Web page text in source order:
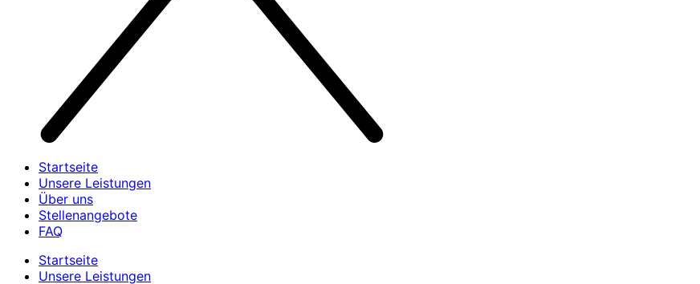
Startseite
Unsere Leistungen
Über uns
Stellenangebote
FAQ
Startseite
Unsere Leistungen